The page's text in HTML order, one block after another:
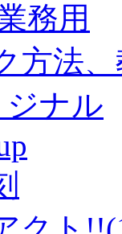
務用
方法
ナル